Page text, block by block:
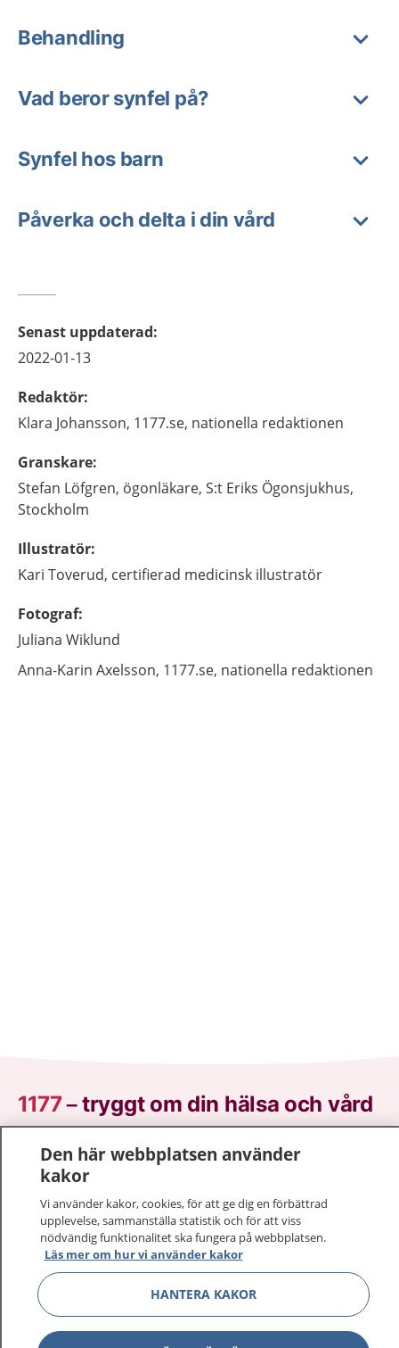
Behandling
Vad beror synfel på?
Synfel hos barn
Påverka och delta i din vård
Senast uppdaterad:
2022-01-13
Redaktör:
Klara Johansson, 1177.se, nationella redaktionen
Granskare:
Stefan Löfgren, ögonläkare, S:t Eriks Ögonsjukhus,
Stockholm
Illustratör:
Kari Toverud, certifierad medicinsk illustratör
Fotograf:
Juliana Wiklund
Anna-Karin Axelsson, 1177.se, nationella redaktionen
1177–tryggt om din hälsa och vård
På 1177.se får du råd om hälsa och information om
sjukdomar och vilka mottagningar du kan kontakta.
vårdärenden. Ring telefonnummer 1177 för
sjukvårdsrådgivning dygnet runt.
1177 ger dig råd när du vill må bättre.
Den här webbplatsen använder
kakor
Vi använder kakor, cookies, för att ge dig en förbättrad
upplevelse, sammanställa statistik och för att viss
nödvändig funktionalitet ska fungera på webbplatsen.
Läs mer om hur vi använder kakor
HANTERA KAKOR